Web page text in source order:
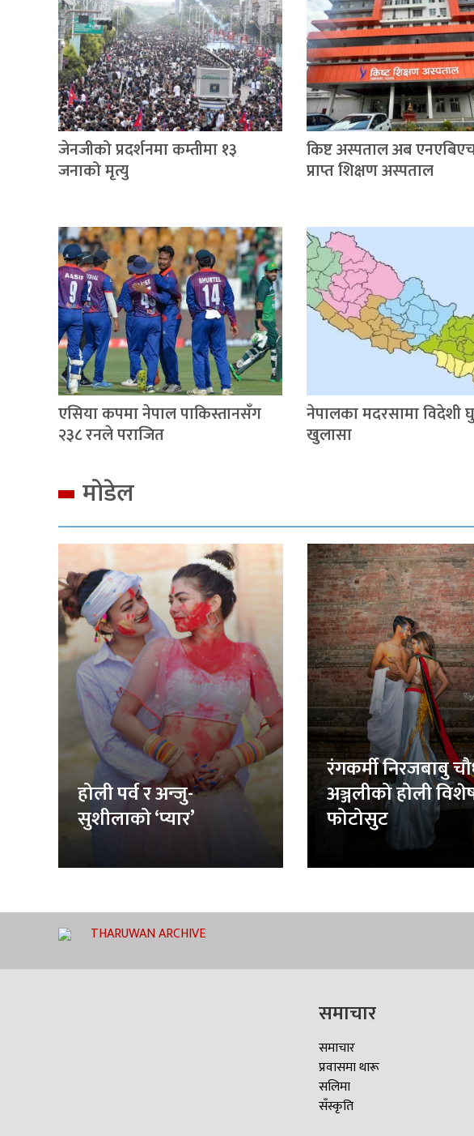
जेनजीको प्रदर्शनमा कम्तीमा १३
जनाको मृत्यु
किष्ट अस्पताल अब
प्राप्त शिक्षण अस्पताल
एसिया कपमा नेपाल पाकिस्तानसँग
२३८ रनले पराजित
नेपालका मदरसामा विदेशी
खुलासा
मोडेल
होली पर्व र अन्जु-
सुशीलाको ‘प्यार’
रंगकर्मी निरजबाबु
अञ्जलीको होली
फोटोसुट
THARUWAN ARCHIVE
समाचार
समाचार
प्रवासमा थारू
सलिमा
सँस्कृति